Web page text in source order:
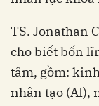
TS. Jonathan
cho biết bốn
tâm, gồm:
nhân tạo (AI),